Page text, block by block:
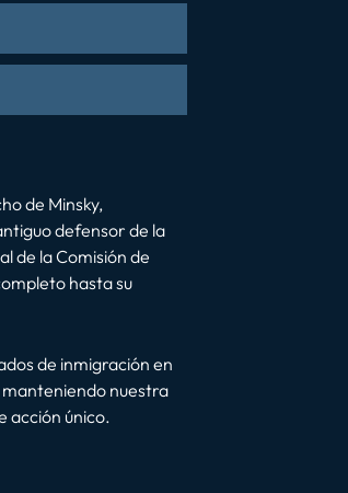
de Minsky,
defensor de la
de la Comisión de
hasta su
de inmigración en
manteniendo nuestra
acción único.